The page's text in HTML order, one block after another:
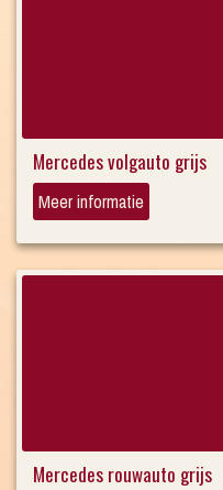
Mercedes volgauto grijs
Meer informatie
Mercedes rouwauto grijs